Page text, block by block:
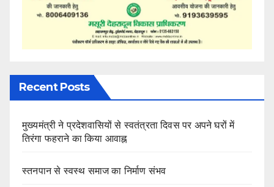
Recent Posts
मुख्यमंत्री ने प्रदेशवासियों से स्वतंत्रता दिवस पर अपने घरों में
तिरंगा फहराने का किया आवाह्न
स्तनपान से स्वस्थ समाज का निर्माण संभव